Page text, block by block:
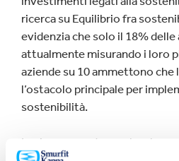
ricerca su Equilibrio fra
evidenzia che solo il 18%
attualmente misurando i loro
aziende su 10 ammettono che
l’ostacolo principale per
sostenibilità.
La ricerca mostra anche che